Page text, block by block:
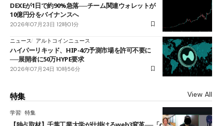
DEXEが1日で約90%急落──チーム関連ウォレットが
10億円分をバイナンスへ
2026年07月23日 12時01分
ニュース アルトコインニュース
ハイパーリキッド、HIP-4の予測市場を許可不要に
──展開者に50万HYPE要求
2026年07月24日 10時56分
特集 View All
学習 特集